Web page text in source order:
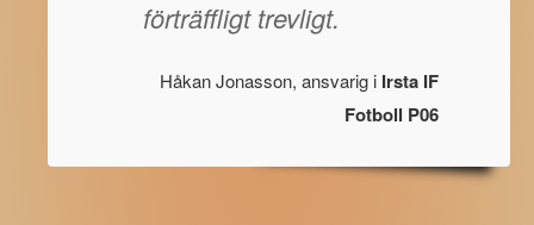
förträffligt trevligt.
Håkan Jonasson, ansvarig i Irsta IF
Fotboll P06